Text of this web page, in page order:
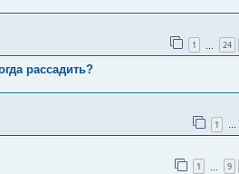
1 24
рассадить?
1 …
1 9